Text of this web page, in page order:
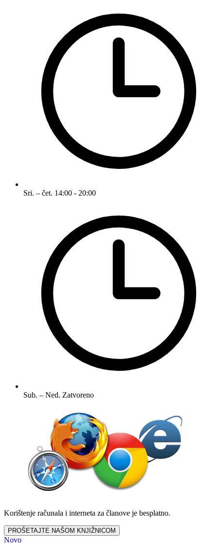
Sri. – čet. 14:00 - 20:00
Sub. – Ned. Zatvoreno
Korištenje računala i interneta za članove je besplatno.
PROŠETAJTE NAŠOM KNJIŽNICOM
Novo